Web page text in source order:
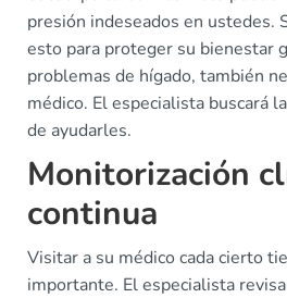
presión indeseados en ustedes.
esto para proteger su bienestar
problemas de hígado, también
médico. El especialista buscará
de ayudarles.
Monitorización
continua
Visitar a su médico cada cierto
importante. El especialista